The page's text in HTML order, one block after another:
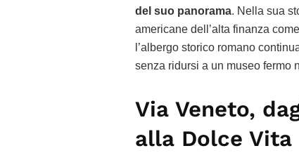
del suo panorama. Nella sua
americane dell’alta finanza
l’albergo storico romano
senza ridursi a un museo fermo
Via Veneto,
alla Dolce Vita